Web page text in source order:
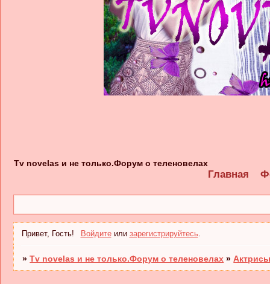
Tv novelas и не только.Форум о теленовелах
Главная
Привет, Гость! Войдитеили зарегистрируйтесь.
»Tv novelas и не только.Форум о теленовелах »